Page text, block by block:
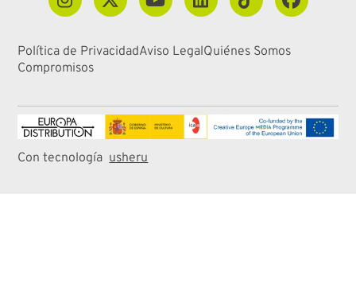
Política de PrivacidadAviso LegalQuiénes Somos
Compromisos
Con tecnología usheru